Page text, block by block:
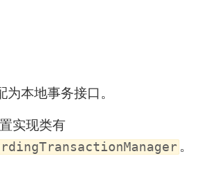
本地事务接口。
实现类有
。